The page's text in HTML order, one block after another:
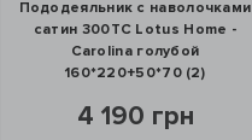
Пододеяльник с наволочками
сатин 300ТС Lotus Home -
Carolina голубой
160*220+50*70 (2)
4 190 грн